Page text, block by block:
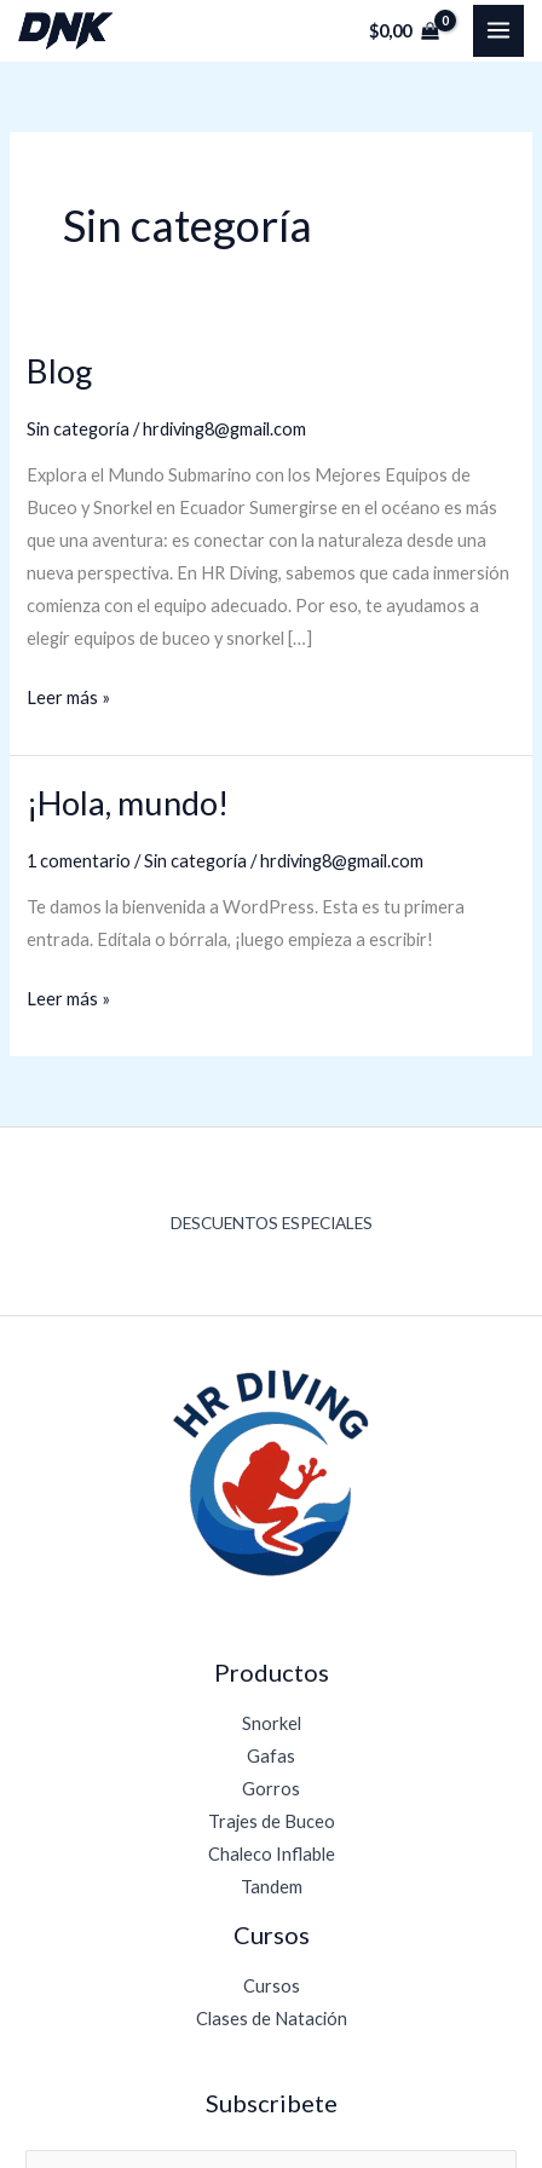
$0,00
Sin categoría
Blog
Sin categoría /hrdiving8@gmail.com
Explora el Mundo Submarino con los Mejores Equipos de
Buceo y Snorkel en Ecuador Sumergirse en el océano es más
que una aventura: es conectar con la naturaleza desde una
nueva perspectiva. En HR Diving, sabemos que cada inmersión
comienza con el equipo adecuado. Por eso, te ayudamos a
elegir equipos de buceo y snorkel […]
Blog
Leer más »
¡Hola, mundo!
1 comentario /Sin categoría /hrdiving8@gmail.com
Te damos la bienvenida a WordPress. Esta es tu primera
entrada. Edítala o bórrala, ¡luego empieza a escribir!
¡Hola,
Leer más »
DESCUENTOS ESPECIALES
Productos
Snorkel
Gafas
Gorros
Trajes de Buceo
Chaleco Inflable
Tandem
Cursos
Cursos
Clases de Natación
Subscribete